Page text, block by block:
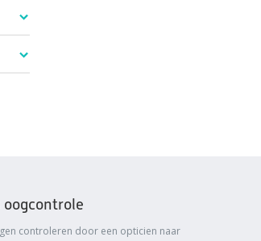
oogcontrole
controleren door een opticien naar